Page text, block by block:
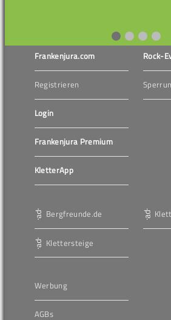
Frankenjura.com
Registrieren
Login
Frankenjura Premium
KletterApp
Rock-
Bergfreunde.de
Klettersteige
Werbung
AGBs